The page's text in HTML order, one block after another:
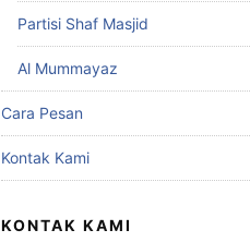
Partisi Shaf Masjid
Al Mummayaz
Cara Pesan
Kontak Kami
KONTAK KAMI